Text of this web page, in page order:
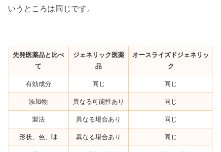
いうところは同じです。
先発医薬品と比べ
て
ジェネリック医薬
品
オースライズドジェネリッ
ク
有効成分 同じ 同じ
添加物 異なる可能性あり 同じ
製法 異なる場合あり 同じ
形状、色、味 異なる場合あり 同じ